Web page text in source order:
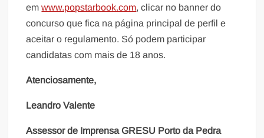
emwww.popstarbook.com, clicar no banner do
concurso que fica na página principal de perfil e
aceitar o regulamento. Só podem participar
candidatas com mais de 18 anos.
Atenciosamente,
Leandro Valente
Assessor de Imprensa GRESU Porto da Pedra